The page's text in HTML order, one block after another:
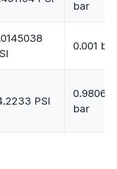
bar
0.001 bar
PSI
bar